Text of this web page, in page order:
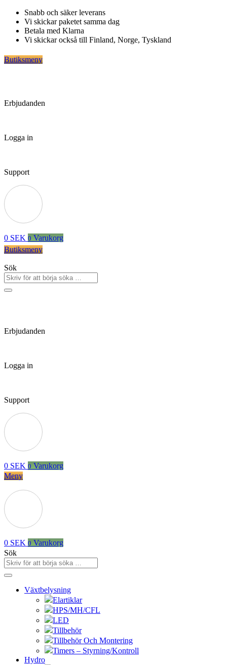
Hoppa
innehåll
Snabb och säker leverans
Vi skickar paketet samma dag
Betala med Klarna
Vi skickar också till Finland, Norge, Tyskland
Butiksmeny
Erbjudanden
Logga in
Support
0 SEK 0 Varukorg
Butiksmeny
Sök
Erbjudanden
Logga in
Support
0 SEK 0 Varukorg
Meny
0 SEK 0 Varukorg
Sök
Växtbelysning
Elartiklar
HPS/MH/CFL
LED
Tillbehör
Tillbehör Och Montering
Timers – Styrning/Kontroll
Hydro